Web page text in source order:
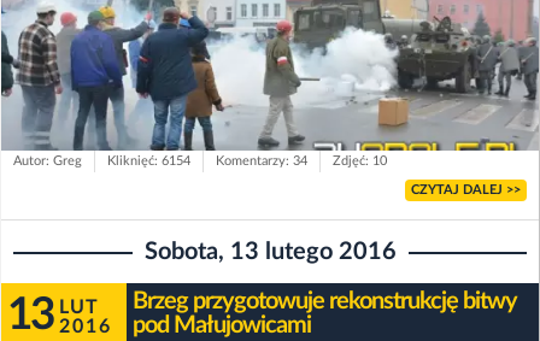
Autor: Greg Kliknięć: 6154 Komentarzy: 34 Zdjęć: 10
CZYTAJ DALEJ >>
Sobota, 13 lutego 2016
13 LUT
2016
Brzeg przygotowuje rekonstrukcję bitwy
pod Małujowicami